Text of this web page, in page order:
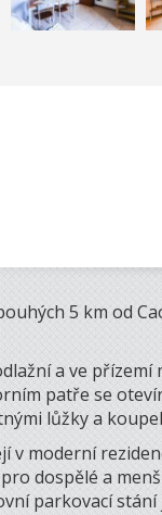
5 km od
a ve přízemí
patře se
lůžky a
v moderní
dospělé a
parkovací